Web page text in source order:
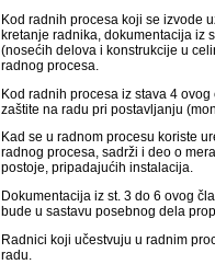
Kod radnih procesa koji se izvode
kretanje radnika, dokumentacija iz
(nosećih delova i konstrukcije u
radnog procesa.
Kod radnih procesa iz stava 4
zaštite na radu pri postavljanju
Kad se u radnom procesu koriste
radnog procesa, sadrži i deo o
postoje, pripadajućih instalacija.
Dokumentacija iz st. 3 do 6 ovog
bude u sastavu posebnog dela
Radnici koji učestvuju u radnim
radu.